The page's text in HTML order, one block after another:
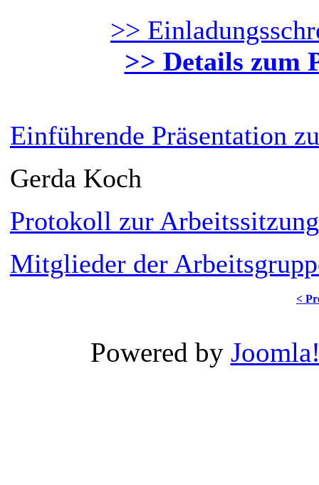
>>
>> Details zum
Einführende Präsentation
Gerda Koch
Protokoll zur Arbeitssitzung
Mitglieder der
<
Powered by